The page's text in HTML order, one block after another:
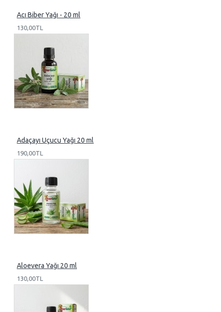
Acı Biber Yağı - 20 ml
130,00TL
Adaçayı Uçucu Yağı 20 ml
190,00TL
Aloevera Yağı 20 ml
130,00TL